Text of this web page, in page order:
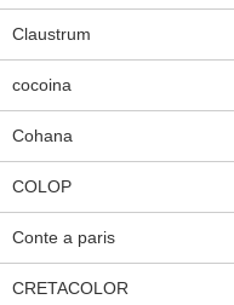
Claustrum
cocoina
Cohana
COLOP
Conte a paris
CRETACOLOR